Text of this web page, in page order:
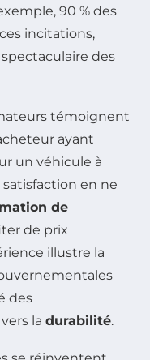
90 % des
incitations,
des
témoignent
ayant
un véhicule à
en ne
de
de prix
illustre la
des
la durabilité.